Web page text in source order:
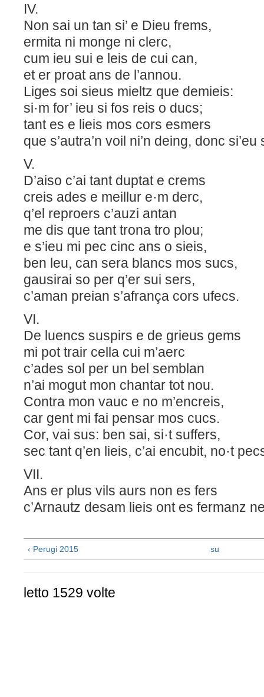
IV.
Non sai un tan si’ e Dieu frems,
ermita ni monge ni clerc,
cum ieu sui e leis de cui can,
et er proat ans de l’annou.
Liges soi sieus mieltz que demieis:
si·m for’ ieu si fos reis o ducs;
tant es e lieis mos cors esmers
que s’autra’n voil ni’n deing, donc
V.
D’aiso c’ai tant duptat e crems
creis ades e meillur e·m derc,
q’el reproers c’auzi antan
me dis que tant trona tro plou;
e s’ieu mi pec cinc ans o sieis,
ben leu, can sera blancs mos sucs,
gausirai so per q’er sui sers,
c’aman preian s’afrança cors ufecs.
VI.
De luencs suspirs e de grieus gems
mi pot trair cella cui m’aerc
c’ades sol per un bel semblan
n’ai mogut mon chantar tot nou.
Contra mon vauc e no m’encreis,
car gent mi fai pensar mos cucs.
Cor, vai sus: ben sai, si·t suffers,
sec tant q’en lieis, c’ai encubit, no·t
VII.
Ans er plus vils aurs non es fers
c’Arnautz desam lieis ont es fermanz
‹ Perugi 2015 su
letto 1529 volte